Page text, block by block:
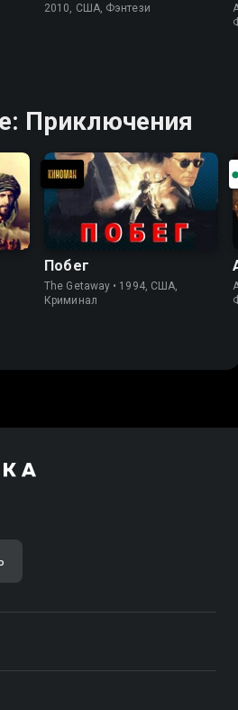
2010, США, Фэнтези
Приключения
Побег
The Getaway • 1994, США,
Криминал